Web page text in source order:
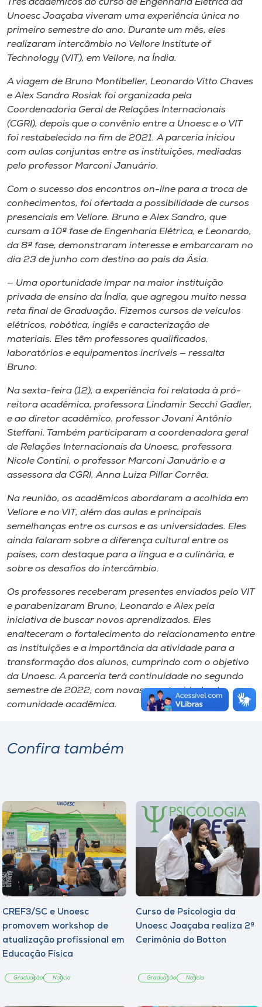
Store
o idioma
Três acadêmicos do curso de Engenharia Elétrica da
Unoesc Joaçaba viveram uma experiência única no
primeiro semestre do ano. Durante um mês, eles
realizaram intercâmbio no Vellore Institute of
Technology (VIT), em Vellore, na Índia.
A viagem de Bruno Montibeller, Leonardo Vitto Chaves
e Alex Sandro Rosiak foi organizada pela
Coordenadoria Geral de Relações Internacionais
(CGRI), depois que o convênio entre a Unoesc e o VIT
foi restabelecido no fim de 2021. A parceria iniciou
com aulas conjuntas entre as instituições, mediadas
pelo professor Marconi Januário.
Com o sucesso dos encontros on-line para a troca de
conhecimentos, foi ofertada a possibilidade de cursos
presenciais em Vellore. Bruno e Alex Sandro, que
cursam a 10ª fase de Engenharia Elétrica, e Leonardo,
da 8ª fase, demonstraram interesse e embarcaram no
dia 23 de junho com destino ao país da Ásia.
— Uma oportunidade ímpar na maior instituição
privada de ensino da Índia, que agregou muito nessa
reta final de Graduação. Fizemos cursos de veículos
elétricos, robótica, inglês e caracterização de
materiais. Eles têm professores qualificados,
laboratórios e equipamentos incríveis — ressalta
Bruno.
Na sexta-feira (12), a experiência foi relatada à pró-
reitora acadêmica, professora Lindamir Secchi Gadler,
e ao diretor acadêmico, professor Jovani Antônio
Steffani. Também participaram a coordenadora geral
de Relações Internacionais da Unoesc, professora
Nicole Contini, o professor Marconi Januário e a
assessora da CGRI, Anna Luiza Pillar Corrêa.
Na reunião, os acadêmicos abordaram a acolhida em
Vellore e no VIT, além das aulas e principais
semelhanças entre os cursos e as universidades. Eles
ainda falaram sobre a diferença cultural entre os
países, com destaque para a língua e a culinária, e
sobre os desafios do intercâmbio.
Os professores receberam presentes enviados pelo VIT
e parabenizaram Bruno, Leonardo e Alex pela
iniciativa de buscar novos aprendizados. Eles
enalteceram o fortalecimento do relacionamento entre
as instituições e a importância da atividade para a
transformação dos alunos, cumprindo com o objetivo
da Unoesc. A parceria terá continuidade no segundo
semestre de 2022, com novas oportunidades à
comunidade acadêmica.
Confira também
CREF3/SC e Unoesc
promovem workshop de
atualização profissional em
Educação Física
Graduação Notícia
Curso de Psicologia da
Unoesc Joaçaba realiza 2ª
Cerimônia do Botton
Graduação Notícia